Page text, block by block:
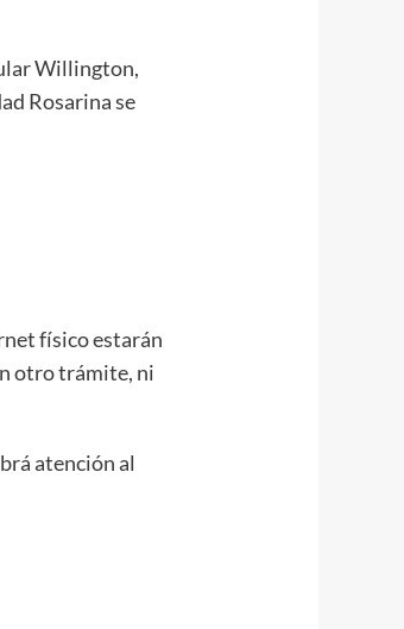
Willington,
Rosarina se
físico estarán
otro trámite, ni
atención al